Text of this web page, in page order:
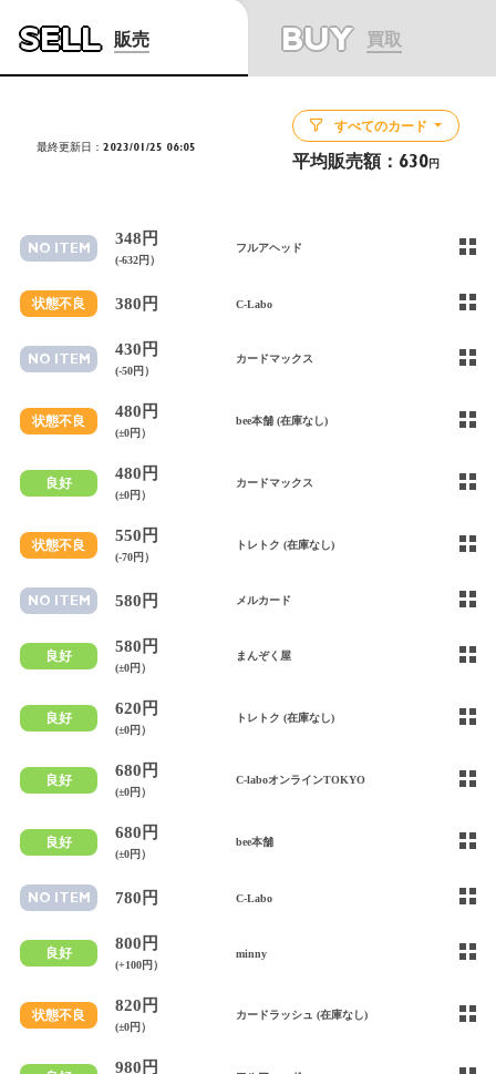
SELL 販売 BUY 買取
最終更新日：2023/01/25 06:05
すべてのカード
平均販売額： 630円
NO ITEM
348円
(-632円）
フルアヘッド
状態不良 380円 C-Labo
NO ITEM
430円
(-50円）
カードマックス
状態不良
480円
(±0円）
bee本舗 (在庫なし)
良好
480円
(±0円）
カードマックス
状態不良
550円
(-70円）
トレトク (在庫なし)
NO ITEM 580円 メルカード
良好
580円
(±0円）
まんぞく屋
良好
620円
(±0円）
トレトク (在庫なし)
良好
680円
(±0円）
C-laboオンラインTOKYO
良好
680円
(±0円）
bee本舗
NO ITEM 780円 C-Labo
良好
800円
(+100円）
minny
状態不良
820円
(±0円）
カードラッシュ (在庫なし)
980円